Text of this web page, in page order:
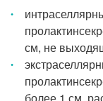
см, не